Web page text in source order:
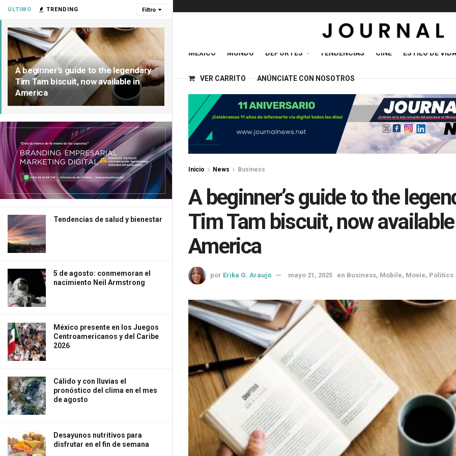
ÚLTIMO TRENDING Filtro
A beginner’s guide to the legendary
Tim Tam biscuit, now available in
America
Tendencias de salud y bienestar
5 de agosto: conmemoran el
nacimiento Neil Armstrong
México presente en los Juegos
Centroamericanos y del Caribe
2026
Cálido y con lluvias el
pronóstico del clima en el mes
de agosto
Desayunos nutritivos para
disfrutar en el fin de semana
MÉXICO MUNDO DEPORTES TENDENCIAS CINE ESTILO DE VIDA
VER CARRITO ANÚNCIATE CON NOSOTROS
Inicio News Business
A beginner’s guide to the
Tim Tam biscuit, now
America
por Erika G. Araujo mayo 21, 2025 en Business, Mobile, Movie, Politics